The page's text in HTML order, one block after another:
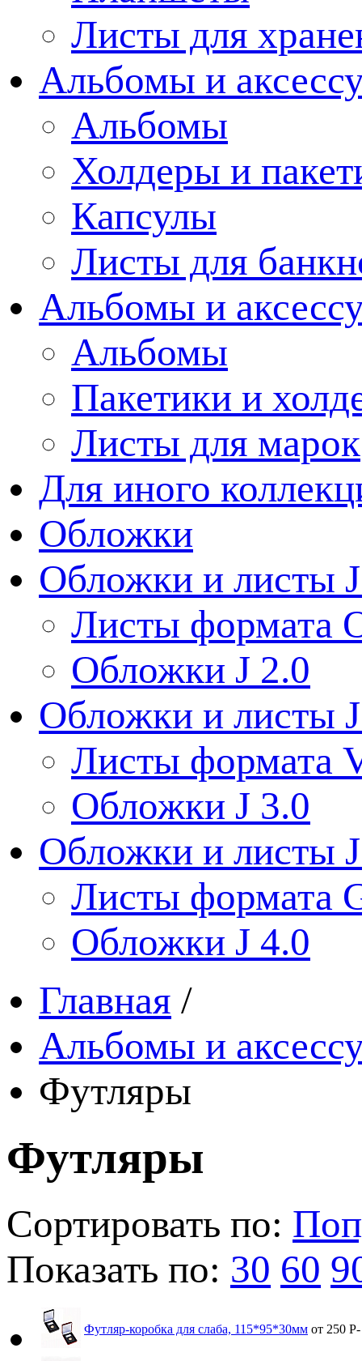
Листы для
Альбомы и
Альбомы
Холдеры и
Капсулы
Листы для
Альбомы и
Альбомы
Пакетики и
Листы для марок
Для иного
Обложки
Обложки и листы
Листы формата
Обложки J 2.0
Обложки и листы
Листы формата
Обложки J 3.0
Обложки и листы
Листы формата
Обложки J 4.0
Главная /
Альбомы и
Футляры
Футляры
Сортировать по:
Показать по: 30 60
Футляр-коробка для слаба, 115*95*30мм от 250 Р-